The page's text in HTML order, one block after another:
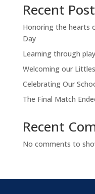
Recent
Honoring the hearts
Day
Learning through
Welcoming our
Celebrating Our
The Final Match
Recent
No comments to